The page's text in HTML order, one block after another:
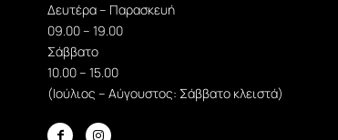
Δευτέρα – Παρασκευή
09.00 – 19.00
Σάββατο
10.00 – 15.00
(Ιούλιος – Αύγουστος: Σάββατο κλειστά)
 